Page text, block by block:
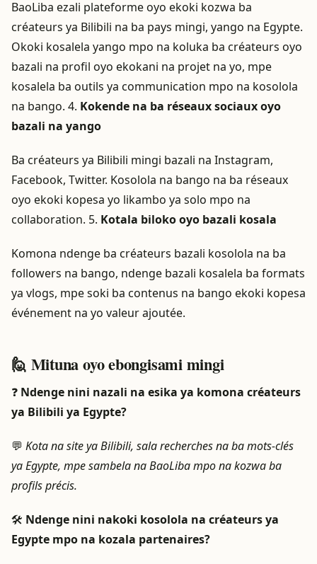
BaoLiba ezali plateforme oyo ekoki kozwa ba
créateurs ya Bilibili na ba pays mingi, yango na Egypte.
Okoki kosalela yango mpo na koluka ba créateurs oyo
bazali na profil oyo ekokani na projet na yo, mpe
kosalela ba outils ya communication mpo na kosolola
na bango. 4. Kokende na ba réseaux sociaux oyo
bazali na yango
Ba créateurs ya Bilibili mingi bazali na Instagram,
Facebook, Twitter. Kosolola na bango na ba réseaux
oyo ekoki kopesa yo likambo ya solo mpo na
collaboration. 5. Kotala biloko oyo bazali kosala
Komona ndenge ba créateurs bazali kosolola na ba
followers na bango, ndenge bazali kosalela ba formats
ya vlogs, mpe soki ba contenus na bango ekoki kopesa
événement na yo valeur ajoutée.
🙋 Mituna oyo ebongisami mingi
❓ Ndenge nini nazali na esika ya komona créateurs
ya Bilibili ya Egypte?
💬 Kota na site ya Bilibili, sala recherches na ba mots-clés
ya Egypte, mpe sambela na BaoLiba mpo na kozwa ba
profils précis.
🛠️ Ndenge nini nakoki kosolola na créateurs ya
Egypte mpo na kozala partenaires?